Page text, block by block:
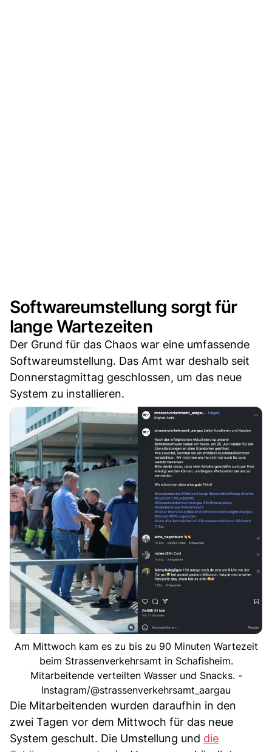
Softwareumstellung sorgt für
lange Wartezeiten
Der Grund für das Chaos war eine umfassende
Softwareumstellung. Das Amt war deshalb seit
Donnerstagmittag geschlossen, um das neue
System zu installieren.
Am Mittwoch kam es zu bis zu 90 Minuten Wartezeit
beim Strassenverkehrsamt in Schafisheim.
Mitarbeitende verteilten Wasser und Snacks. -
Instagram/@strassenverkehrsamt_aargau
Die Mitarbeitenden wurden daraufhin in den
zwei Tagen vor dem Mittwoch für das neue
System geschult. Die Umstellung und die